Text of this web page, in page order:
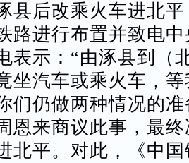
县后改乘火车进北
路进行布置并致电中
表示：“由涿县到（
坐汽车或乘火车，
们仍做两种情况的准
恩来商议此事，最
北平。对此，《中